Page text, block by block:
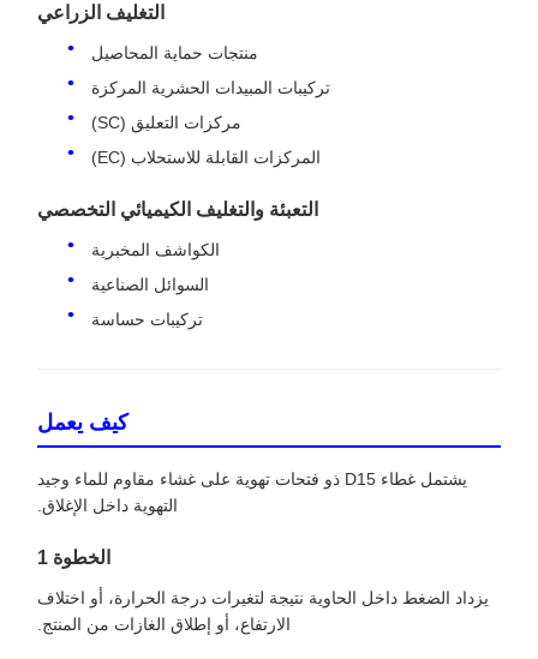
التغليف الزراعي
منتجات حماية المحاصيل
تركيبات المبيدات الحشرية المركزة
مركزات التعليق (SC)
المركزات القابلة للاستحلاب (EC)
التعبئة والتغليف الكيميائي التخصصي
الكواشف المخبرية
السوائل الصناعية
تركيبات حساسة
كيف يعمل
يشتمل غطاء D15 ذو فتحات تهوية على غشاء مقاوم للماء وجيد
التهوية داخل الإغلاق.
الخطوة 1
يزداد الضغط داخل الحاوية نتيجة لتغيرات درجة الحرارة، أو اختلاف
الارتفاع، أو إطلاق الغازات من المنتج.